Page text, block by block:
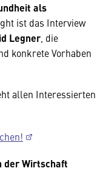
als
ist das Interview
Legner , die
konkrete Vorhaben
allen Interessierten
der Wirtschaft